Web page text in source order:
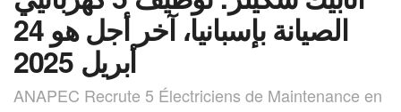
الصيانة بإسبانيا، آخر أجل هو 24
أبريل 2025
ANAPEC Recrute 5 Électriciens de Maintenance en